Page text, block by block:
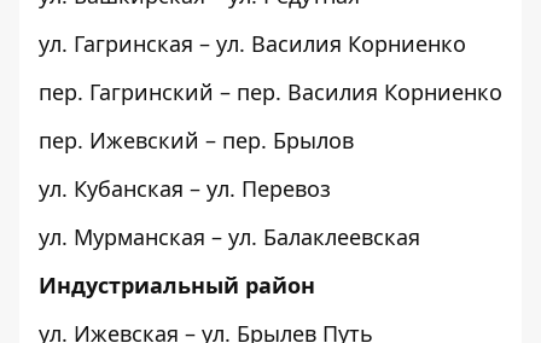
ул. Гагринская – ул. Василия Корниенко
пер. Гагринский – пер. Василия Корниенко
пер. Ижевский – пер. Брылов
ул. Кубанская – ул. Перевоз
ул. Мурманская – ул. Балаклеевская
Индустриальный район
ул. Ижевская – ул. Брылев Путь